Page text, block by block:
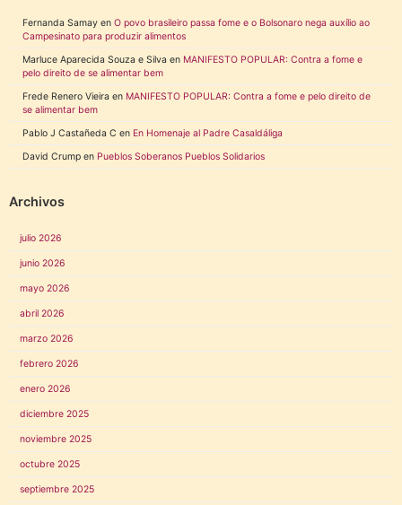
Fernanda Samay en O povo brasileiro passa fome e o Bolsonaro nega auxílio ao
Campesinato para produzir alimentos
Marluce Aparecida Souza e Silva en MANIFESTO POPULAR: Contra a fome e
pelo direito de se alimentar bem
Frede Renero Vieira en MANIFESTO POPULAR: Contra a fome e pelo direito de
se alimentar bem
Pablo J Castañeda C en En Homenaje al Padre Casaldáliga
David Crump en Pueblos Soberanos Pueblos Solidarios
Archivos
julio 2026
junio 2026
mayo 2026
abril 2026
marzo 2026
febrero 2026
enero 2026
diciembre 2025
noviembre 2025
octubre 2025
septiembre 2025